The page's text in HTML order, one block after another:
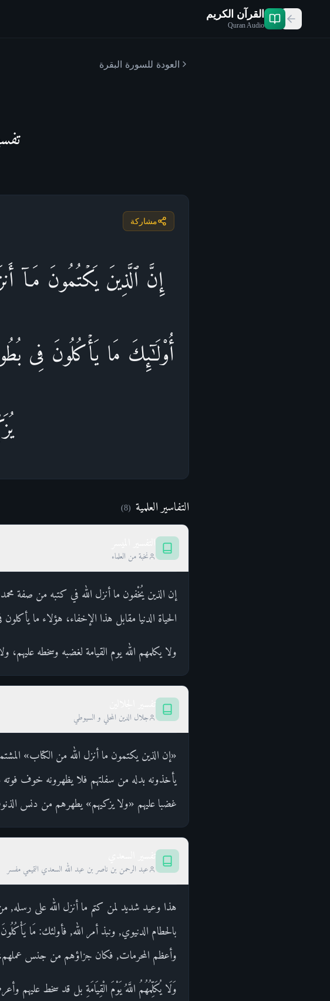
القرآن الكريم
Quran Audio
العودة للسورة البقرة
مشاركة
إِنَّ ٱلَّذِینَ یَكۡتُمُونَ مَاۤ
أُو۟لَـٰۤىِٕكَ مَا یَأۡكُلُونَ فِی
التفاسير العلمية (
8
)
نخبة من العلماء
إن الذين يُخْفون ما أنزل الله في كتبه من
الحياة الدنيا مقابل هذا الإخفاء، هؤلاء ما
ولا يكلمهم الله يوم القيامة لغضبه وسخطه
جلال الدين المحلي و السيوطي
«إن الذين يكتمون ما أنزل الله من الكتاب»
يأخذونه بدله من سفلتهم فلا يظهرونه خوف فوته
غضبا عليهم «ولا يزكيهم» يطهرهم من دنس
عبد الرحمن بن ناصر بن عبد الله السعدي التميمي مفسر
هذا وعيد شديد لمن كتم ما أنزل الله على رسله,
بالحطام الدنيوي, ونبذ أمر الله, فأولئك: مَا
وأعظم المحرمات, فكان جزاؤهم من جنس
وَلَا يُكَلِّمُهُمُ اللَّهُ يَوْمَ الْقِيَامَةِ بل قد سخط عليهم